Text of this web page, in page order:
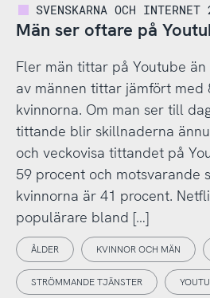
SVENSKARNA OCH INTERNET
Män ser oftare på
Fler män tittar på Youtube
av männen tittar jämfört med
kvinnorna. Om man ser till
tittande blir skillnaderna
och veckovisa tittandet på
59 procent och motsvarande
kvinnorna är 41 procent.
populärare bland […]
ÅLDER KVINNOR OCH MÄN
STRÖMMANDE TJÄNSTER